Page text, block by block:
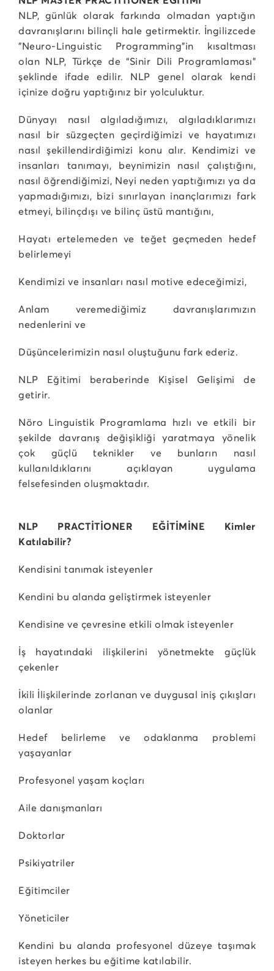
NLP, günlük olarak farkında olmadan yaptığın
davranışlarını bilinçli hale getirmektir. İngilizcede
"Neuro-Linguistic Programming"in kısaltması
olan NLP, Türkçe de “Sinir Dili Programlaması”
şeklinde ifade edilir. NLP genel olarak kendi
içinize doğru yaptığınız bir yolculuktur.
Dünyayı nasıl algıladığımızı, algıladıklarımızı
nasıl bir süzgeçten geçirdiğimizi ve hayatımızı
nasıl şekillendirdiğimizi konu alır. Kendimizi ve
insanları tanımayı, beynimizin nasıl çalıştığını,
nasıl öğrendiğimizi, Neyi neden yaptığımızı ya da
yapmadığımızı, bizi sınırlayan inançlarımızı fark
etmeyi, bilinçdışı ve bilinç üstü mantığını,
Hayatı ertelemeden ve teğet geçmeden hedef
belirlemeyi
Kendimizi ve insanları nasıl motive edeceğimizi,
Anlam veremediğimiz davranışlarımızın
nedenlerini ve
Düşüncelerimizin nasıl oluştuğunu fark ederiz.
NLP Eğitimi beraberinde Kişisel Gelişimi de
getirir.
Nöro Linguistik Programlama hızlı ve etkili bir
şekilde davranış değişikliği yaratmaya yönelik
çok güçlü teknikler ve bunların nasıl
kullanıldıklarını açıklayan uygulama
felsefesinden oluşmaktadır.
NLP PRACTİTİONER EĞİTİMİNE Kimler
Katılabilir?
Kendisini tanımak isteyenler
Kendini bu alanda geliştirmek isteyenler
Kendisine ve çevresine etkili olmak isteyenler
İş hayatındaki ilişkilerini yönetmekte güçlük
çekenler
İkili İlişkilerinde zorlanan ve duygusal iniş çıkışları
olanlar
Hedef belirleme ve odaklanma problemi
yaşayanlar
Profesyonel yaşam koçları
Aile danışmanları
Doktorlar
Psikiyatriler
Eğitimciler
Yöneticiler
Kendini bu alanda profesyonel düzeye taşımak
isteyen herkes bu eğitime katılabilir.